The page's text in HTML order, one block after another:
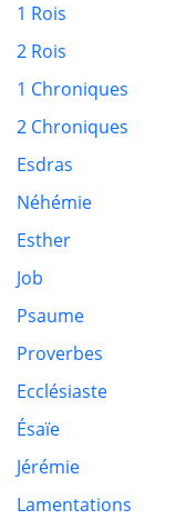
1 Rois
2 Rois
1 Chroniques
2 Chroniques
Esdras
Néhémie
Esther
Job
Psaume
Proverbes
Ecclésiaste
Ésaïe
Jérémie
Lamentations